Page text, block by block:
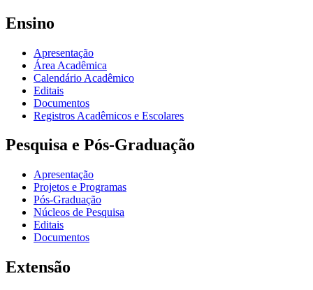
Ensino
Apresentação
Área Acadêmica
Calendário Acadêmico
Editais
Documentos
Registros Acadêmicos e Escolares
Pesquisa e Pós-Graduação
Apresentação
Projetos e Programas
Pós-Graduação
Núcleos de Pesquisa
Editais
Documentos
Extensão